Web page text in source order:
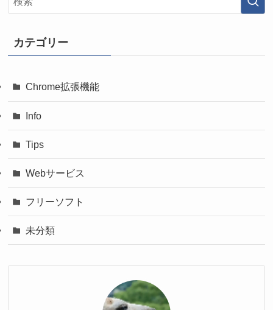
カテゴリー
Chrome拡張機能
Info
Tips
Webサービス
フリーソフト
未分類